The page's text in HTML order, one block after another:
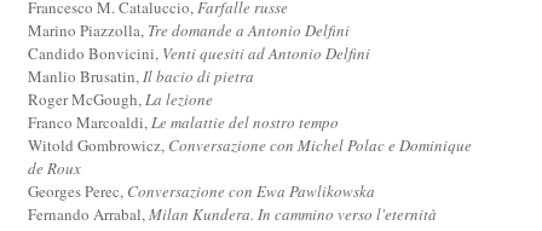
Francesco M. Cataluccio,Farfalle russe
Marino Piazzolla, Tre domande a Antonio Delfini
Candido Bonvicini, Venti quesiti ad Antonio Delfini
Manlio Brusatin,Il bacio di pietra
Roger McGough,La lezione
Franco Marcoaldi,Le malattie del nostro tempo
Witold Gombrowicz, Conversazione con Michel Polac e Dominique
de Roux
Georges Perec, Conversazione con Ewa Pawlikowska
Fernando Arrabal,Milan Kundera. In cammino verso l'eternità